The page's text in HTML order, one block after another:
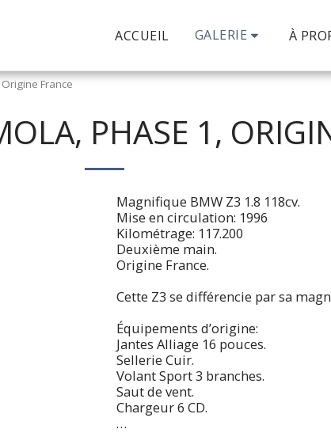
ACCUEIL GALERIE À
France
PHASE 1,
Magnifique BMW Z3 1.8 118cv.
Mise en circulation: 1996
Kilométrage: 117.200
Deuxième main.
Origine France.
Cette Z3 se différencie par sa
Équipements d’origine:
Jantes Alliage 16 pouces.
Sellerie Cuir.
Volant Sport 3 branches.
Saut de vent.
Chargeur 6 CD.
…